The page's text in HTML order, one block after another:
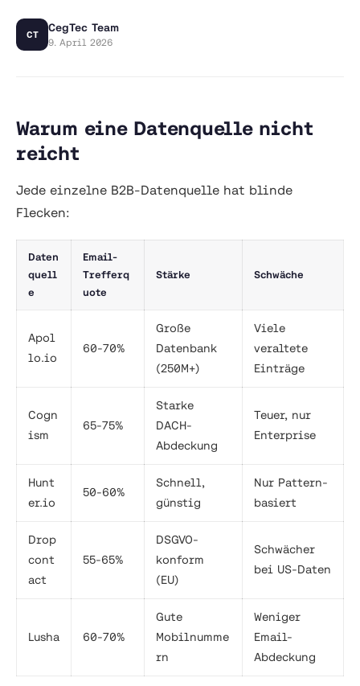
CT
CegTec Team
9. April 2026
Warum eine Datenquelle nicht
reicht
Jede einzelne B2B-Datenquelle hat blinde
Flecken:
Daten
quell
e
Email-
Trefferq
uote
Stärke Schwäche
Apol
lo.io
60-70%
Große
Datenbank
(250M+)
Viele
veraltete
Einträge
Cogn
ism
65-75%
Starke
DACH-
Abdeckung
Teuer, nur
Enterprise
Hunt
er.io
50-60%
Schnell,
günstig
Nur Pattern-
basiert
Drop
cont
act
55-65%
DSGVO-
konform
(EU)
Schwächer
bei US-Daten
Lusha 60-70%
Gute
Mobilnumme
rn
Weniger
Email-
Abdeckung